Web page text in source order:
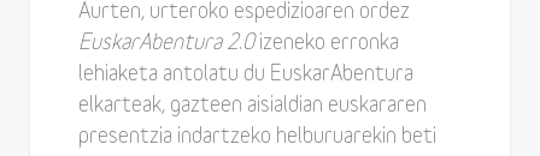
Aurten, urteroko espedizioaren ordez
EuskarAbentura 2.0izeneko erronka
lehiaketa antolatu du EuskarAbentura
elkarteak, gazteen aisialdian euskararen
presentzia indartzeko helburuarekin beti